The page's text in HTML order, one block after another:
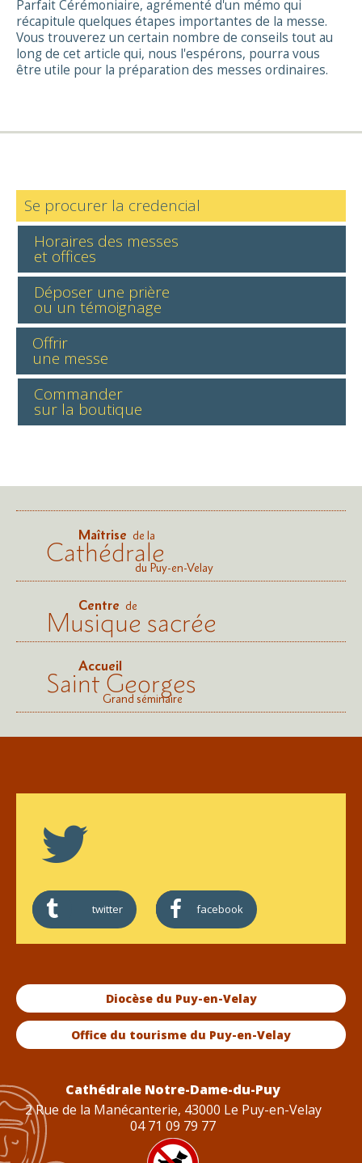
Parfait Cérémoniaire, agrémenté d'un mémo qui
récapitule quelques étapes importantes de la messe.
Vous trouverez un certain nombre de conseils tout au
long de cet article qui, nous l'espérons, pourra vous
être utile pour la préparation des messes ordinaires.
Se procurer la credencial
Horaires des messes
et offices
Déposer une prière
ou un témoignage
Offrir
une messe
Commander
sur la boutique
Maîtrise de la
Cathédraledu Puy-en-Velay
Centre de
Musique sacrée
Accueil
Saint Georges
Grand séminaire
twitter facebook
Diocèse du Puy-en-Velay
Office du tourisme du Puy-en-Velay
Cathédrale Notre-Dame-du-Puy
2 Rue de la Manécanterie, 43000 Le Puy-en-Velay
04 71 09 79 77